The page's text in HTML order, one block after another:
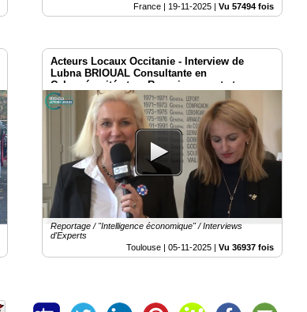
France | 19-11-2025 |Vu 57494 fois
Acteurs Locaux Occitanie - Interview de
Lubna BRIOUAL Consultante en
Cybersécurité et en Renseignement et
Intelligence Économique
Reportage / "Intelligence économique" / Interviews
d'Experts
Toulouse |05-11-2025 |Vu 36937 fois